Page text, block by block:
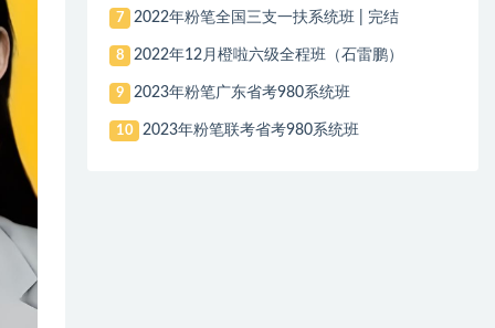
7 2022年粉笔全国三支一扶系统班 | 完结
8 2022年12月橙啦六级全程班（石雷鹏）
9 2023年粉笔广东省考980系统班
10 2023年粉笔联考省考980系统班